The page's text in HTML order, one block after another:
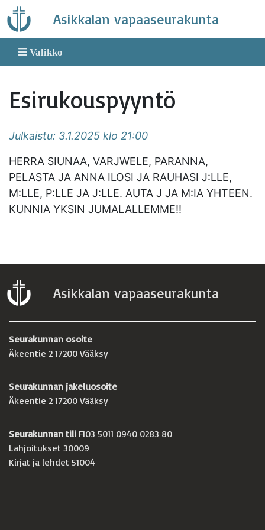
Skip
to
content
Asikkalan vapaaseurakunta
Valikko
Esirukouspyyntö
Julkaistu: 3.1.2025 klo 21:00
HERRA SIUNAA, VARJWELE, PARANNA,
PELASTA JA ANNA ILOSI JA RAUHASI J:LLE,
M:LLE, P:LLE JA J:LLE. AUTA J JA M:IA YHTEEN.
KUNNIA YKSIN JUMALALLEMME!!
Asikkalan vapaaseurakunta
Seurakunnan osoite
Äkeentie 2 17200 Vääksy
Seurakunnan jakeluosoite
Äkeentie 2 17200 Vääksy
Seurakunnan tili FI03 5011 0940 0283 80
Lahjoitukset 30009
Kirjat ja lehdet 51004